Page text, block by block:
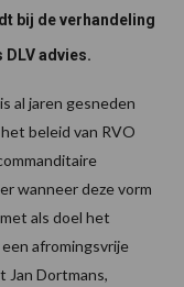
bij de verhandeling
advies.
al jaren gesneden
beleid van RVO
wanneer deze vorm
als doel het
afromingsvrije
Jan Dortmans,